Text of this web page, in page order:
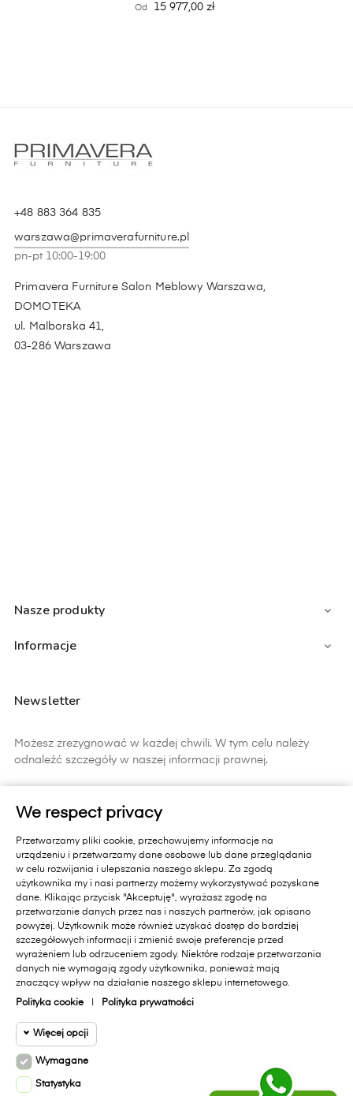
Od Cena
15 977,00 zł
+48 883 364 835
warszawa@primaverafurniture.pl
pn-pt 10:00-19:00
Primavera Furniture Salon Meblowy Warszawa,
DOMOTEKA
ul. Malborska 41,
03-286 Warszawa
Nasze produkty 
Informacje 
Newsletter
Możesz zrezygnować w każdej chwili. W tym celu należy
odnaleźć szczegóły w naszej informacji prawnej.
otrzymywanie informacji handlowych od Primavera Furniture Sp. z
o.o. 11-010 Barczewo, Dąbrówka Mała 18 A.. Pamiętaj, zgoda jest
dobrowolna i masz prawo cofnąć zgodę w każdym czasie oraz
prawo dostępu do danych, sprostowania, usunięcia lub
ograniczenia przetwarzania, prawo wniesienia skargi do organu
nadzorczego lub przeniesienia danych. Administratorem Państwa
danych jest Primavera Furniture Sp. z o.o. 11-010 Barczewo,
Dąbrówka Mała 18A.. Administrator przetwarza dane zgodnie z
Polityką Prywatności sklepu internetowego[dostępną na stronie]
polityką ochrony danych w Primavera Furniture Sp. z o.o.
[dostępną na stronie].
We respect privacy
Przetwarzamy pliki cookie, przechowujemy informacje na
urządzeniu i przetwarzamy dane osobowe lub dane przeglądania
w celu rozwijania i ulepszania naszego sklepu. Za zgodą
użytkownika my i nasi partnerzy możemy wykorzystywać pozyskane
dane. Klikając przycisk "Akceptuję", wyrażasz zgodę na
przetwarzanie danych przez nas i naszych partnerów, jak opisano
powyżej. Użytkownik może również uzyskać dostęp do bardziej
szczegółowych informacji i zmienić swoje preferencje przed
wyrażeniem lub odrzuceniem zgody. Niektóre rodzaje przetwarzania
danych nie wymagają zgody użytkownika, ponieważ mają
znaczący wpływ na działanie naszego sklepu internetowego.
Polityka cookie Polityka prywatności
Więcej opcji
Wymagane Cookie funkcjonalne
Wymagane
Statystyka